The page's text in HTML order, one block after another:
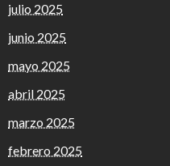
julio 2025
junio 2025
mayo 2025
abril 2025
marzo 2025
febrero 2025